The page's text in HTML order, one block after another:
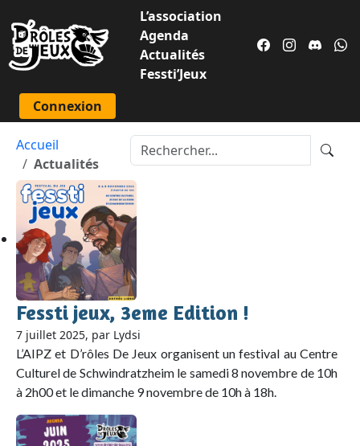
L’association
Agenda
Actualités
Fessti’Jeux
Connexion
Accueil
Actualités
Fessti jeux, 3eme Edition !
7 juillet 2025, par Lydsi
L’AIPZ et D’rôles De Jeux organisent un festival au Centre
Culturel de Schwindratzheim le samedi 8 novembre de 10h
à 2h00 et le dimanche 9 novembre de 10h à 18h.